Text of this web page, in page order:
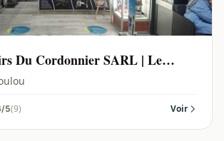
Du Cordonnier SARL | Le
5(9) Voir